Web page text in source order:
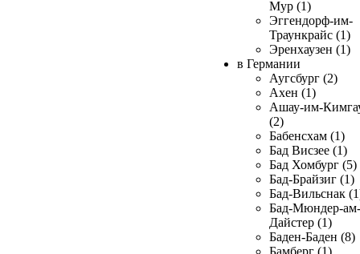
Мур (1)
Эггендорф-им-
Траункрайс (1)
Эренхаузен (1)
в Германии
Аугсбург (2)
Ахен (1)
Ашау-им-
(2)
Бабенсхам (1)
Бад Висзее (1)
Бад Хомбург (5)
Бад-Брайзиг (1)
Бад-Вильснак
Бад-Мюндер-ам-
Дайстер (1)
Баден-Баден (8)
Бамберг (1)